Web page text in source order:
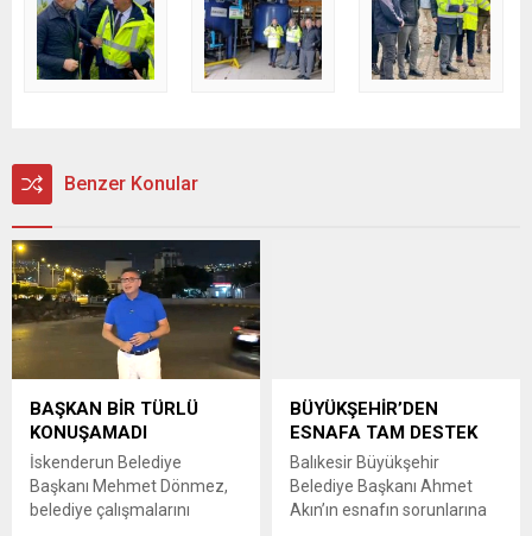
Benzer Konular
BAŞKAN BİR TÜRLÜ
KONUŞAMADI
İskenderun Belediye
Başkanı Mehmet Dönmez,
belediye çalışmalarını
BÜYÜKŞEHİR’DEN
ESNAFA TAM DESTEK
Balıkesir Büyükşehir
Belediye Başkanı Ahmet
Akın’ın esnafın sorunlarına